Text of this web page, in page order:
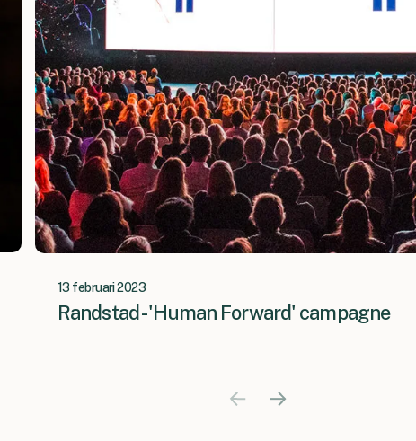
13 februari 2023
Randstad - 'Human Forward' campagne